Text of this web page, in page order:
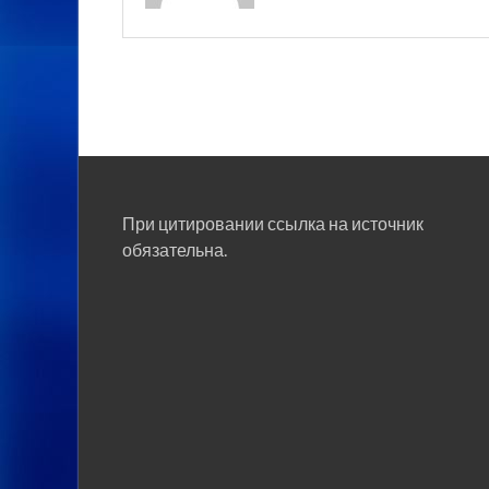
При цитировании ссылка на источник
обязательна.